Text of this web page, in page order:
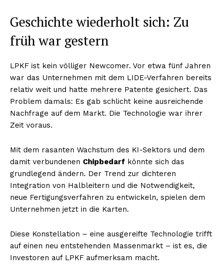
Geschichte wiederholt sich: Zu
früh war gestern
LPKF ist kein völliger Newcomer. Vor etwa fünf Jahren
war das Unternehmen mit dem LIDE-Verfahren bereits
relativ weit und hatte mehrere Patente gesichert. Das
Problem damals: Es gab schlicht keine ausreichende
Nachfrage auf dem Markt. Die Technologie war ihrer
Zeit voraus.
Mit dem rasanten Wachstum des KI-Sektors und dem
damit verbundenen Chipbedarf könnte sich das
grundlegend ändern. Der Trend zur dichteren
Integration von Halbleitern und die Notwendigkeit,
neue Fertigungsverfahren zu entwickeln, spielen dem
Unternehmen jetzt in die Karten.
Diese Konstellation – eine ausgereifte Technologie trifft
auf einen neu entstehenden Massenmarkt – ist es, die
Investoren auf LPKF aufmerksam macht.